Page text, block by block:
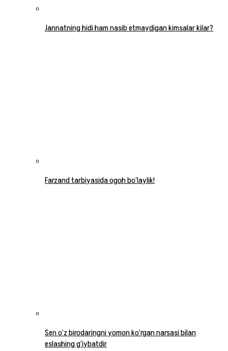
Jannatning hidi ham nasib etmaydigan kimsalar kilar?
Farzand tarbiyasida ogoh bo‘laylik!
Sen o‘z birodaringni yomon ko‘rgan narsasi bilan
eslashing g‘iybatdir